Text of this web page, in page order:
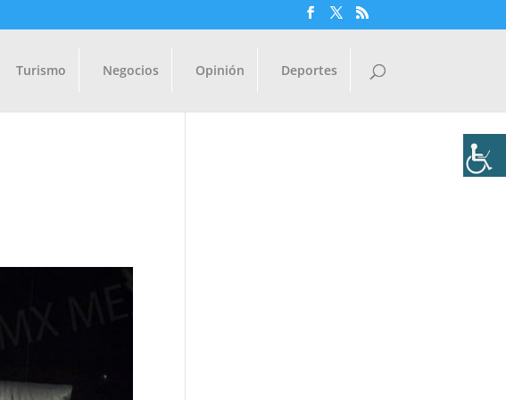
Turismo Negocios Opinión Deportes